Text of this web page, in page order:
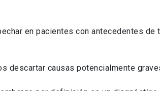
en pacientes con antecedentes de
descartar causas potencialmente